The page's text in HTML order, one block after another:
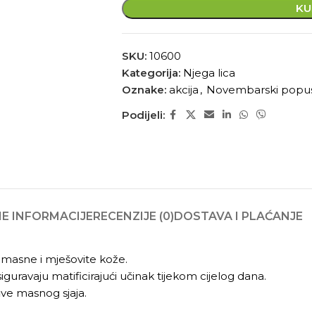
SKU: 10600
Kategorija: Njega lica
Oznake: akcija , Novembarski
Podijeli:
INFORMACIJERECENZIJE (0)DOSTAVA I PLAĆANJE
i mješovite kože.
matificirajući učinak tijekom cijelog dana.
masnog sjaja.